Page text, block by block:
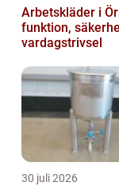
Arbetskläder i
funktion,
vardagstrivsel
30 juli 2026